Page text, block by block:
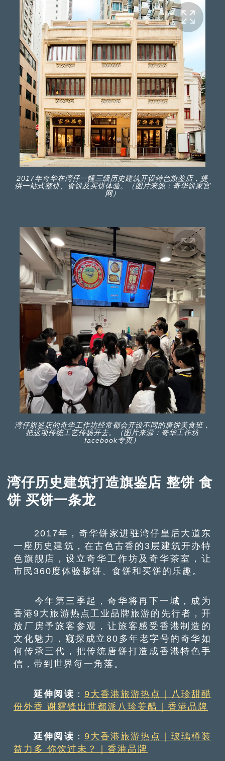
2017年奇华在湾仔一幢三级历史建筑开设特色旗鉴店，提
供一站式整饼、食饼及买饼体验。（图片来源：奇华饼家官
网）
湾仔旗鉴店的奇华工作坊经常都会开设不同的唐饼美食班，
把这项传统工艺传扬开去。（图片来源：奇华工作坊
facebook专页）
湾仔历史建筑打造旗鉴店 整饼 食
饼 买饼一条龙
2017年，奇华饼家进驻湾仔皇后大道东
一座历史建筑，在古色古香的3层建筑开办特
色旗舰店，设立奇华工作坊及奇华茶室，让
市民360度体验整饼、食饼和买饼的乐趣。
今年第三季起，奇华将再下一城，成为
香港9大旅游热点工业品牌旅游的先行者，开
放厂房予旅客参观，让旅客感受香港制造的
文化魅力，窥探成立80多年老字号的奇华如
何传承三代，把传统唐饼打造成香港特色手
信，带到世界每一角落。
延伸阅读 ： 9大香港旅游热点｜八珍甜醋
份外香 谢霆锋出世都派八珍姜醋｜香港品牌
延伸阅读 ： 9大香港旅游热点｜玻璃樽装
益力多 你饮过未？｜香港品牌